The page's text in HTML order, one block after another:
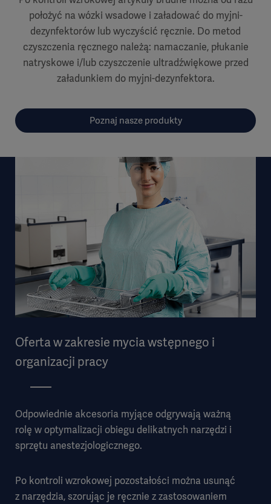
położyć na wózki wsadowe i załadować do myjni-
dezynfektorów lub wyczyścić ręcznie. Do metod
czyszczenia ręcznego należą: namaczanie, płukanie
natryskowe i/lub czyszczenie ultradźwiękowe przed
załadunkiem do myjni-dezynfektora.
Poznaj nasze produkty
Oferta w zakresie mycia wstępnego i
organizacji pracy
Odpowiednie akcesoria myjące odgrywają ważną
rolę w optymalizacji obiegu delikatnych narzędzi i
sprzętu anestezjologicznego.
Po kontroli wzrokowej pozostałości można usunąć
z narzędzia, szorując je ręcznie z zastosowaniem